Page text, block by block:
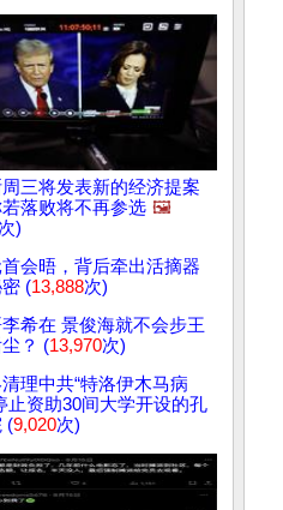
三将发表新的经济提案
若落败将不再参选 🖼️
次)
会晤，背后牵出活摘器
(13,888次)
希在 景俊海就不会步王
？ (13,970次)
理中共“特洛伊木马病
资助30间大学开设的孔
(9,020次)